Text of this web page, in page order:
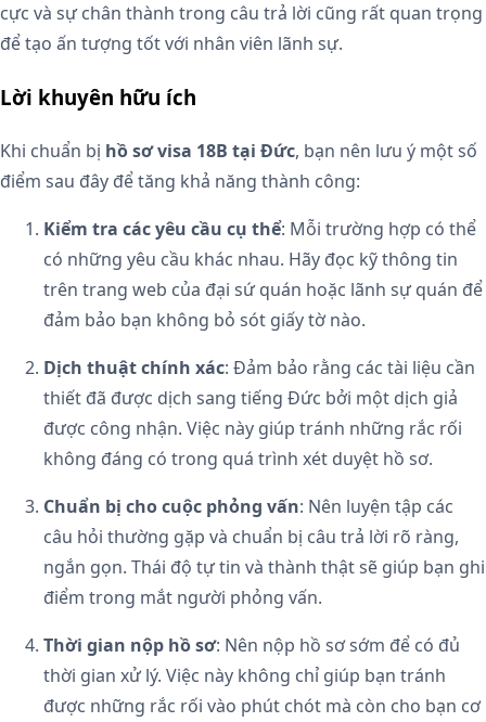
cực và sự chân thành trong câu trả lời cũng rất quan trọng
để tạo ấn tượng tốt với nhân viên lãnh sự.
Lời khuyên hữu ích
Khi chuẩn bị hồ sơ visa 18B tại Đức, bạn nên lưu ý một số
điểm sau đây để tăng khả năng thành công:
Kiểm tra các yêu cầu cụ thể: Mỗi trường hợp có thể
có những yêu cầu khác nhau. Hãy đọc kỹ thông tin
trên trang web của đại sứ quán hoặc lãnh sự quán để
đảm bảo bạn không bỏ sót giấy tờ nào.
Dịch thuật chính xác: Đảm bảo rằng các tài liệu cần
thiết đã được dịch sang tiếng Đức bởi một dịch giả
được công nhận. Việc này giúp tránh những rắc rối
không đáng có trong quá trình xét duyệt hồ sơ.
Chuẩn bị cho cuộc phỏng vấn: Nên luyện tập các
câu hỏi thường gặp và chuẩn bị câu trả lời rõ ràng,
ngắn gọn. Thái độ tự tin và thành thật sẽ giúp bạn ghi
điểm trong mắt người phỏng vấn.
Thời gian nộp hồ sơ: Nên nộp hồ sơ sớm để có đủ
thời gian xử lý. Việc này không chỉ giúp bạn tránh
được những rắc rối vào phút chót mà còn cho bạn cơ